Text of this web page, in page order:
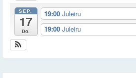
SEP.
17
Do.
19:00 Juleiru
19:00 Juleiru